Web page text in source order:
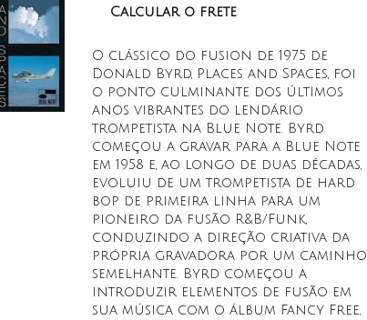
Calcular o frete
O clássico do fusion de 1975 de
Donald Byrd, Places and Spaces, foi
o ponto culminante dos últimos
anos vibrantes do lendário
trompetista na Blue Note. Byrd
começou a gravar para a Blue Note
em 1958 e, ao longo de duas décadas,
evoluiu de um trompetista de hard
bop de primeira linha para um
pioneiro da fusão R&B/Funk,
conduzindo a direção criativa da
própria gravadora por um caminho
semelhante. Byrd começou a
introduzir elementos de fusão em
sua música com o álbum Fancy Free,